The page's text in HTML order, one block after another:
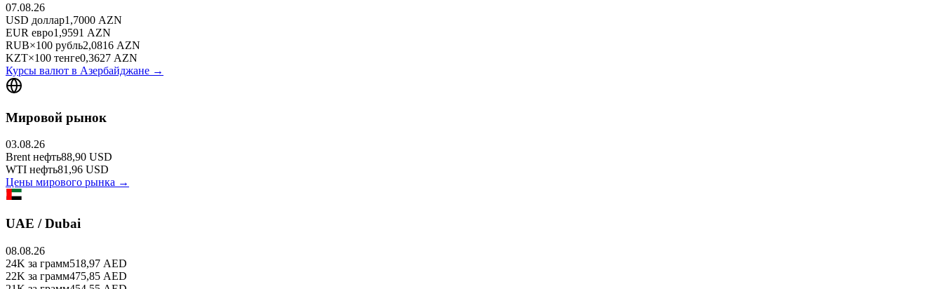
07.08.26
USD доллар1,7000 AZN
EUR евро1,9591 AZN
RUB×100 рубль2,0816 AZN
KZT×100 тенге0,3627 AZN
Курсы валют в Азербайджане →
Мировой рынок
03.08.26
Brent нефть88,90 USD
WTI нефть81,96 USD
Цены мирового рынка →
UAE / Dubai
08.08.26
24K за грамм518,97 AED
22K за грамм475,85 AED